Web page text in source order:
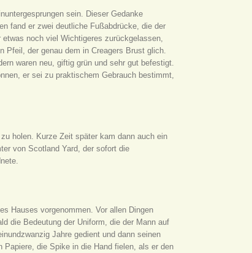
sein. Dieser Gedanke
fand er zwei deutliche Fußabdrücke, die der
noch viel Wichtigeres zurückgelassen,
der genau dem in Creagers Brust glich.
waren neu, giftig grün und sehr gut befestigt.
er sei zu praktischem Gebrauch bestimmt,
holen. Kurze Zeit später kam dann auch ein
von Scotland Yard, der sofort die
Hauses vorgenommen. Vor allen Dingen
die Bedeutung der Uniform, die der Mann auf
Jahre gedient und dann seinen
Papiere, die Spike in die Hand fielen, als er den